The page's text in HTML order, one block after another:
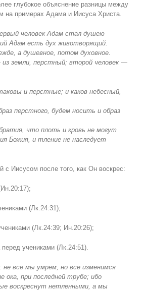
глубокое объяснение разницы между
на примерах Адама и Иисуса Христа.
человек Адам стал душею
Адам есть дух животворящий.
а душевное, потом духовное.
земли, перстный; второй человек —
и перстные; и каков небесный,
перстного, будем носить и образ
что плоть и кровь не могут
Божия, и тление не наследует
с Иисусом после того, как Он воскрес:
(Лк.24:31);
(Лк.24:39; Ин.20:26);
перед учениками (Лк.24:51).
не все мы умрем, но все изменимся
ока, при последней трубе; ибо
воскреснут нетленными, а мы